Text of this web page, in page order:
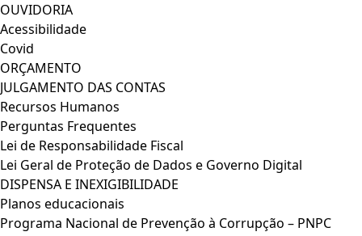
OUVIDORIA
Acessibilidade
Covid
ORÇAMENTO
JULGAMENTO DAS CONTAS
Recursos Humanos
Perguntas Frequentes
Lei de Responsabilidade Fiscal
Lei Geral de Proteção de Dados e Governo Digital
DISPENSA E INEXIGIBILIDADE
Planos educacionais
Programa Nacional de Prevenção à Corrupção – PNPC